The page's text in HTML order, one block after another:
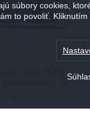
svetlomodrá - 38
súbory cookies,
to povoliť.